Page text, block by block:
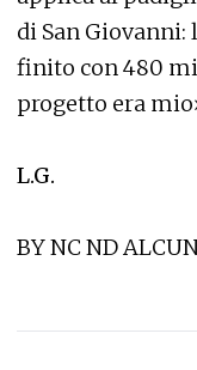
di San Giovanni:
finito con 480
progetto era
L.G.
BY NC ND